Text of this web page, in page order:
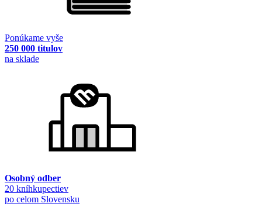
Ponúkame vyše
250 000 titulov
na sklade
Osobný odber
20 kníhkupectiev
po celom Slovensku